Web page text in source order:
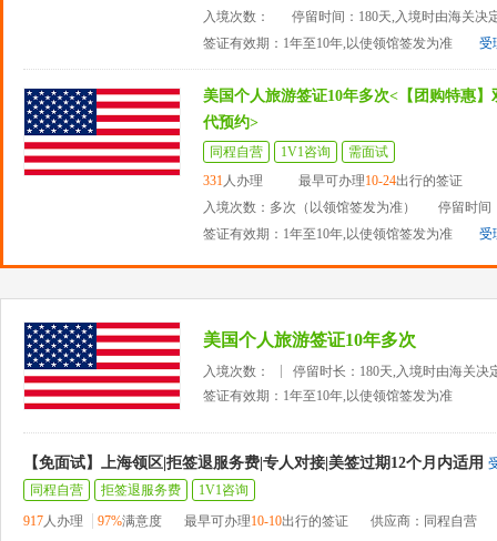
入境次数：
停留时间：180天,入境时由海关决
签证有效期：1年至10年,以使领馆签发为准
受
美国个人旅游签证10年多次<【团购特惠
代预约>
同程自营 1V1咨询
需面试
331人办理 最早可办理10-24出行的签证
入境次数：多次（以领馆签发为准）
停留时间
签证有效期：1年至10年,以使领馆签发为准
受
美国个人旅游签证10年多次
入境次数：
停留时长：180天,入境时由海关决
签证有效期：1年至10年,以使领馆签发为准
【免面试】上海领区|拒签退服务费|专人对接|美签过期12个月内适用
同程自营
拒签退服务费
1V1咨询
917人办理 97%满意度 最早可办理10-10出行的签证 供应商：同程自营